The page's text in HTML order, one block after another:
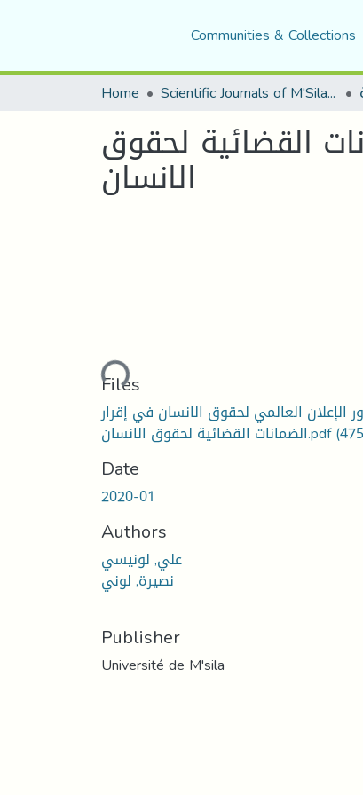
Communities & Collections
Home Scientific Journals of M'Sila University
القضائية لحقوق
الانسان
Loading...
Files
الإعلان العالمي لحقوق الانسان في إقرار
الضمانات القضائية لحقوق الانسان.pdf
Date
2020-01
Authors
علي, لونيسي
نصيرة, لوني
Publisher
Université de M'sila